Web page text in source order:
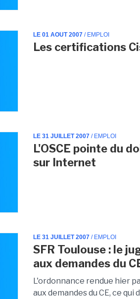
LE 01 AOUT 2007 / EMPLOI
Les certifications
LE 31 JUILLET 2007 / EMPLOI
L'OSCE pointe du
sur Internet
LE 31 JUILLET 2007 / EMPLOI
SFR Toulouse : le
aux demandes du
L'ordonnance rendue hier
aux demandes du CE, ce